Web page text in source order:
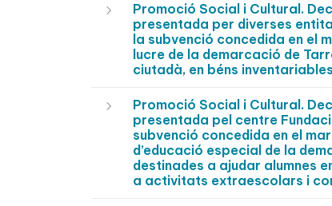
Promoció Social i Cultural.
presentada per diverses
la subvenció concedida en el
lucre de la demarcació de
ciutadà, en béns
Promoció Social i Cultural.
presentada pel centre
subvenció concedida en el
d’educació especial de la
destinades a ajudar alumnes
a activitats extraescolars i